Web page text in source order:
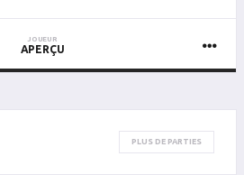
JOUEUR
APERÇU
PLUS DE PARTIES